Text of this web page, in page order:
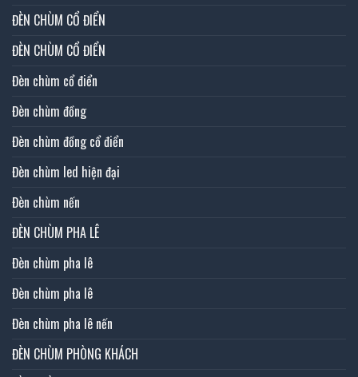
ĐÈN CHÙM CỔ ĐIỂN
ĐÈN CHÙM CỔ ĐIỂN
Đèn chùm cổ điển
Đèn chùm đồng
Đèn chùm đồng cổ điển
Đèn chùm led hiện đại
Đèn chùm nến
ĐÈN CHÙM PHA LÊ
Đèn chùm pha lê
Đèn chùm pha lê
Đèn chùm pha lê nến
ĐÈN CHÙM PHÒNG KHÁCH